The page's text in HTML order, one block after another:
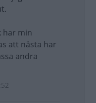
har min
att nästa har
andra